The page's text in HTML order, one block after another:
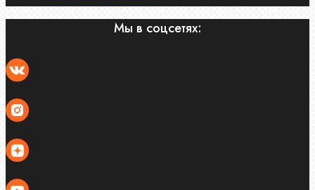
Мы в соцсетях: